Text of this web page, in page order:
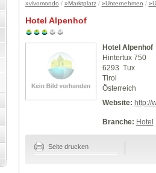
»vivomondo / »Marktplatz/ »Unternehmen /
Hotel Alpenhof
Hotel Alpenhof
Hintertux 750
6293 Tux
Tirol
Österreich
Website: http://
Branche: Hotel
Seite drucken